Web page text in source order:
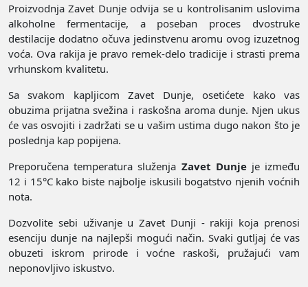
Proizvodnja Zavet Dunje odvija se u kontrolisanim uslovima
alkoholne fermentacije, a poseban proces dvostruke
destilacije dodatno očuva jedinstvenu aromu ovog izuzetnog
voća. Ova rakija je pravo remek-delo tradicije i strasti prema
vrhunskom kvalitetu.
Sa svakom kapljicom Zavet Dunje, osetićete kako vas
obuzima prijatna svežina i raskošna aroma dunje. Njen ukus
će vas osvojiti i zadržati se u vašim ustima dugo nakon što je
poslednja kap popijena.
Preporučena temperatura služenja Zavet Dunjeje između
12 i 15°C kako biste najbolje iskusili bogatstvo njenih voćnih
nota.
Dozvolite sebi uživanje u Zavet Dunji - rakiji koja prenosi
esenciju dunje na najlepši mogući način. Svaki gutljaj će vas
obuzeti iskrom prirode i voćne raskoši, pružajući vam
neponovljivo iskustvo.